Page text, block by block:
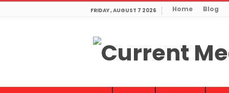
FRIDAY , AUGUST 7 2026 Home Blog